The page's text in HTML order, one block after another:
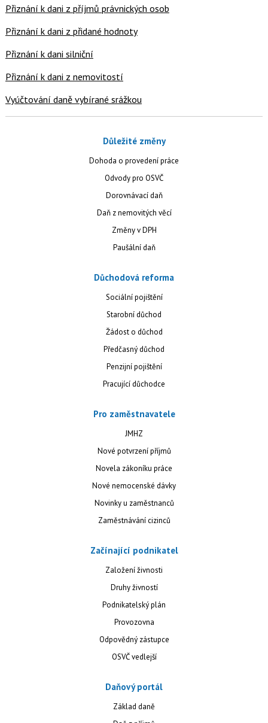
Přiznání k dani z příjmů právnických osob
Přiznání k dani z přidané hodnoty
Přiznání k dani silniční
Přiznání k dani z nemovitostí
Vyúčtování daně vybírané srážkou
Důležité změny
Dohoda o provedení práce
Odvody pro OSVČ
Dorovnávací daň
Daň z nemovitých věcí
Změny v DPH
Paušální daň
Důchodová reforma
Sociální pojištění
Starobní důchod
Žádost o důchod
Předčasný důchod
Penzijní pojištění
Pracující důchodce
Pro zaměstnavatele
JMHZ
Nové potvrzení příjmů
Novela zákoníku práce
Nové nemocenské dávky
Novinky u zaměstnanců
Zaměstnávání cizinců
Začínající podnikatel
Založení živnosti
Druhy živností
Podnikatelský plán
Provozovna
Odpovědný zástupce
OSVČ vedlejší
Daňový portál
Základ daně